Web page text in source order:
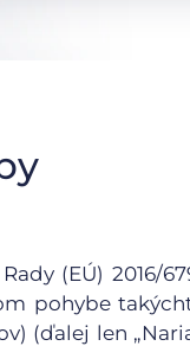
(EÚ) 2016/
pohybe
(ďalej len